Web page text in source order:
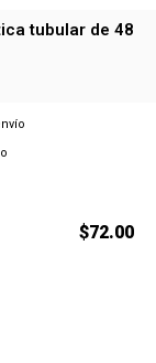
tubular de 48
$72.00